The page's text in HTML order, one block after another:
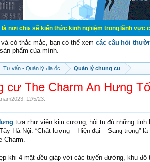
kiến thức kinh nghiệm trong lãnh vực cơ điện,
có thắc mắc, bạn có thể xem các câu hỏi
phẩm của mình.
Tư vấn - Quản lý địa ốc Quản lý chung cư
cư The Charm An Hưng
12/5/23
tựa như viên kim cương, hội tụ đủ những tinh
Hà Nội. “Chất lượng – Hiện đại – Sang trọng”
Charm.
khi 4 mặt đều giáp với các tuyến đường, khu